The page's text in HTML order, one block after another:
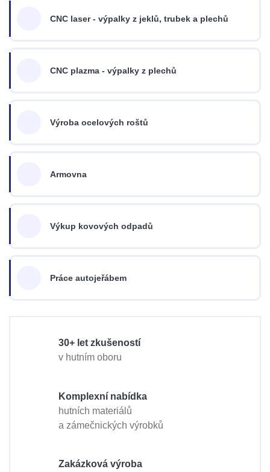
CNC laser - výpalky z jeklů, trubek a plechů
CNC plazma - výpalky z plechů
Výroba ocelových roštů
Armovna
Výkup kovových odpadů
Práce autojeřábem
30+ let zkušeností
v hutním oboru
Komplexní nabídka
hutních materiálů
a zámečnických výrobků
Zakázková výroba